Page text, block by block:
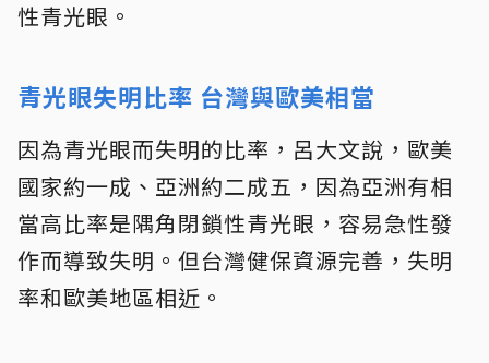
性青光眼。
青光眼失明比率 台灣與歐美相當
因為青光眼而失明的比率，呂大文說，歐美
國家約一成、亞洲約二成五，因為亞洲有相
當高比率是隅角閉鎖性青光眼，容易急性發
作而導致失明。但台灣健保資源完善，失明
率和歐美地區相近。